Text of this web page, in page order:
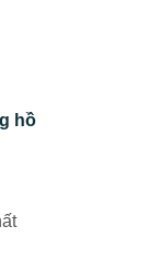
hồ